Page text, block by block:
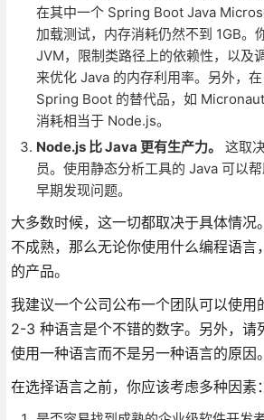
在其中一个 Spring Boot Java
加载测试，内存消耗仍然不到 1GB。
JVM，限制类路径上的依赖性，以及
来优化 Java 的内存利用率。另外，
Spring Boot 的替代品，如
消耗相当于 Node.js。
Node.js 比 Java 更有生产力。
这取
员。使用静态分析工具的 Java 可以
早期发现问题。
大多数时候，这一切都取决于具体情况
不成熟，那么无论你使用什么编程语言
的产品。
我建议一个公司公布一个团队可以使用
2-3 种语言是个不错的数字。另外，请
使用一种语言而不是另一种语言的原因。
在选择语言之前，你应该考虑多种因素：